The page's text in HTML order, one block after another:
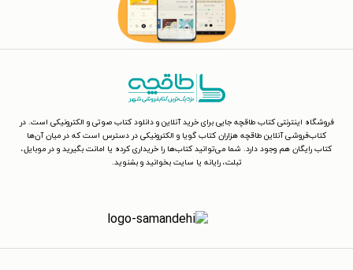
فروشگاه اینترنتی کتاب طاقچه جایی برای خرید آنلاین و دانلود کتاب صوتی و الکترونیکی است. در
کتاب‌فروشی آنلاین طاقچه هزاران کتاب گویا و الکترونیکی در دسترس است که در میان آن‌ها
کتاب رایگان هم وجود دارد. شما می‌توانید کتاب‌ها را خریداری کرده یا امانت بگیرید و در موبایل،
تبلت، رایانه یا سایت بخوانید و بشنوید.